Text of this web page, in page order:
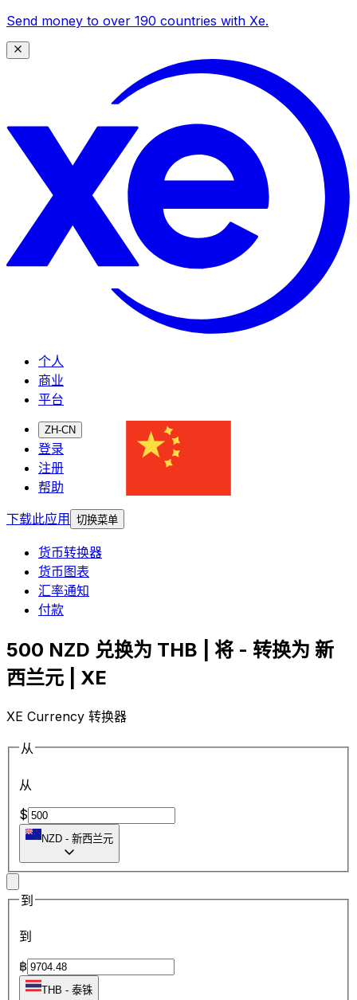
Send money to over 190 countries with Xe.
个人
商业
平台
ZH-CN
登录
注册
帮助
下载此应用
切换菜单
货币转换器
货币图表
汇率通知
付款
500 NZD 兑换为 THB | 将 - 转换为 新
西兰元 | XE
XE Currency 转换器
从
从
$
NZD - 新西兰元
到
到
฿
THB - 泰铢